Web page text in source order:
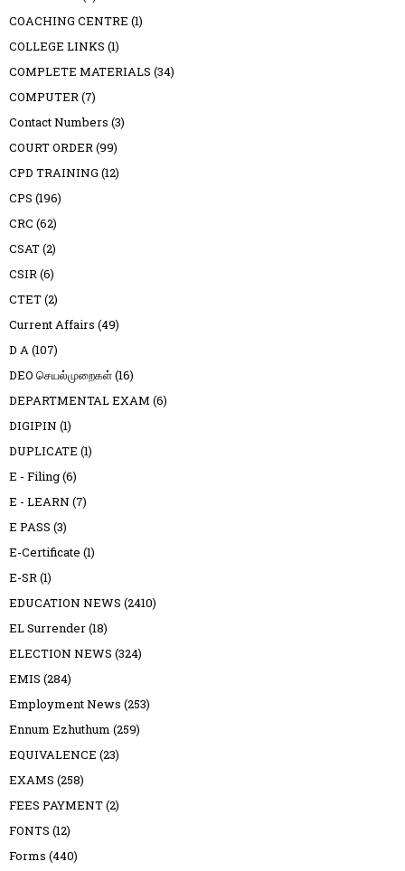
COACHING CENTRE (1)
COLLEGE LINKS (1)
COMPLETE MATERIALS (34)
COMPUTER(7)
Contact Numbers (3)
COURT ORDER(99)
CPD TRAINING (12)
CPS (196)
CRC (62)
CSAT(2)
CSIR(6)
CTET(2)
Current Affairs (49)
D A(107)
DEO செயல்முறைகள்(16)
DEPARTMENTAL EXAM (6)
DIGIPIN (1)
DUPLICATE (1)
E - Filing(6)
E - LEARN (7)
E PASS (3)
E-Certificate (1)
E-SR(1)
EDUCATION NEWS (2410)
EL Surrender(18)
ELECTION NEWS (324)
EMIS (284)
Employment News (253)
Ennum Ezhuthum (259)
EQUIVALENCE (23)
EXAMS (258)
FEES PAYMENT(2)
FONTS (12)
Forms (440)